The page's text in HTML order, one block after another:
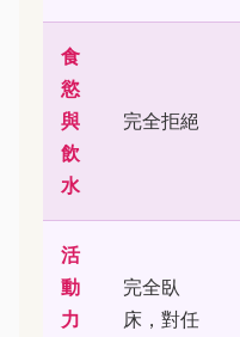
食
慾
與
飲
水
完全拒絕
活
動
力
完全臥
床，對任